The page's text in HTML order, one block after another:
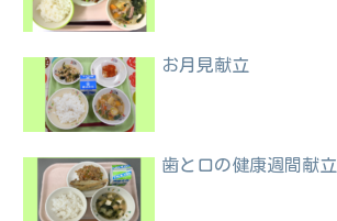
お月見献立
歯と口の健康週間献立